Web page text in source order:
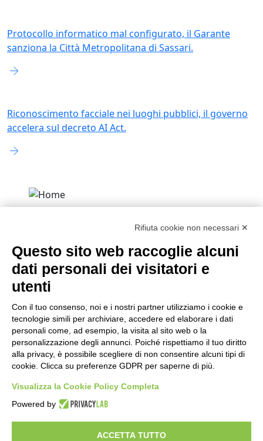
Protocollo informatico mal configurato, il Garante
sanziona la Città Metropolitana di Sassari.
arrow_forward
Riconoscimento facciale nei luoghi pubblici, il governo
accelera sul decreto AI Act.
arrow_forward
10015 Ivrea (TO)
Tel +39 0125 1899500
Email: info@isimply.it
Lungo Po Antonelli 21
10153 Torino TO
P.IVA 09519800016
Orari ufficio
Lunedì / venerdì
9:00/13:00 – 14:00/17:30
Lavora con noi
Rifiuta cookie non necessari ✕
Questo sito web raccoglie alcuni
dati personali dei visitatori e
utenti
Con il tuo consenso, noi e i nostri partner utilizziamo i cookie e
tecnologie simili per archiviare, accedere ed elaborare i dati
personali come, ad esempio, la visita al sito web o la
personalizzazione degli annunci. Poiché rispettiamo il tuo diritto
alla privacy, è possibile scegliere di non consentire alcuni tipi di
cookie. Clicca su preferenze GDPR per saperne di più.
Visualizza la Cookie Policy Completa
Powered by
ACCETTA TUTTO